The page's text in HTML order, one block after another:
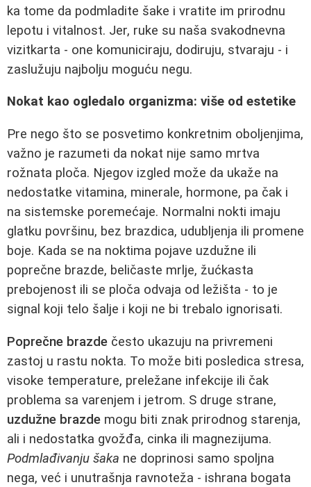
ka tome da podmladite šake i vratite im prirodnu
lepotu i vitalnost. Jer, ruke su naša svakodnevna
vizitkarta - one komuniciraju, dodiruju, stvaraju - i
zaslužuju najbolju moguću negu.
Nokat kao ogledalo organizma: više od estetike
Pre nego što se posvetimo konkretnim oboljenjima,
važno je razumeti da nokat nije samo mrtva
rožnata ploča. Njegov izgled može da ukaže na
nedostatke vitamina, minerale, hormone, pa čak i
na sistemske poremećaje. Normalni nokti imaju
glatku površinu, bez brazdica, udubljenja ili promene
boje. Kada se na noktima pojave uzdužne ili
poprečne brazde, beličaste mrlje, žućkasta
prebojenost ili se ploča odvaja od ležišta - to je
signal koji telo šalje i koji ne bi trebalo ignorisati.
Poprečne brazde često ukazuju na privremeni
zastoj u rastu nokta. To može biti posledica stresa,
visoke temperature, preležane infekcije ili čak
problema sa varenjem i jetrom. S druge strane,
uzdužne brazde mogu biti znak prirodnog starenja,
ali i nedostatka gvožđa, cinka ili magnezijuma.
Podmlađivanju šaka ne doprinosi samo spoljna
nega, već i unutrašnja ravnoteža - ishrana bogata